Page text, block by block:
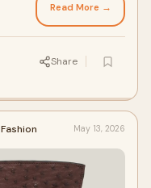
Read More →
Share
Fashion May 13, 2026